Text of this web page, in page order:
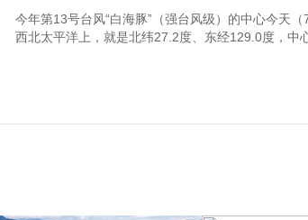
今年第13号台风“白海豚”（强台风级）的中心今天
西北太平洋上，就是北纬27.2度、东经129.0度，中